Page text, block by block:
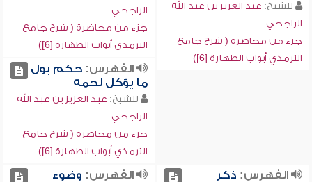
للشيخ: عبد العزيز بن عبد الله
الراجحي
جزء من محاضرة ( شرح جامع
الترمذي أبواب الطهارة [6])
الراجحي
جزء من محاضرة ( شرح جامع
الترمذي أبواب الطهارة [6])
الفهرس:حكم بول
ما يؤكل لحمه
للشيخ: عبد العزيز بن عبد الله
الراجحي
جزء من محاضرة ( شرح جامع
الترمذي أبواب الطهارة [6])
الفهرس: ذكر
الفهرس: وضوء